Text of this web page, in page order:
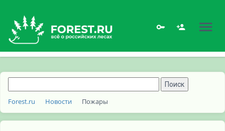
Forest.ru Новости Пожары